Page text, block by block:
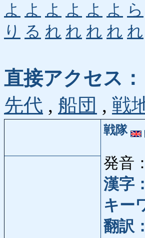
よ よ よ よ よ よ ら
り る れ れ れ れ れ
直接アクセス：
先代 , 船団 , 戦
戦隊
発音
漢字：
キー
翻訳：